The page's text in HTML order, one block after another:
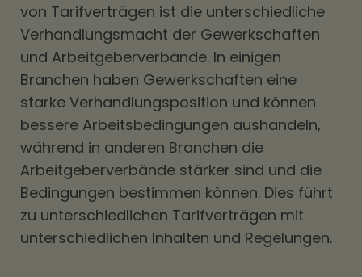
von Tarifverträgen ist die unterschiedliche
Verhandlungsmacht der Gewerkschaften
und Arbeitgeberverbände. In einigen
Branchen haben Gewerkschaften eine
starke Verhandlungsposition und können
bessere Arbeitsbedingungen aushandeln,
während in anderen Branchen die
Arbeitgeberverbände stärker sind und die
Bedingungen bestimmen können. Dies führt
zu unterschiedlichen Tarifverträgen mit
unterschiedlichen Inhalten und Regelungen.